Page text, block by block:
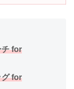
チ for
グ for